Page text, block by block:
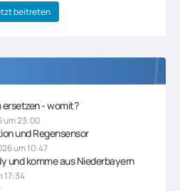
beitreten
- womit?
um 23:00
und Regensensor
um 10:47
und komme aus Niederbayern
17:34